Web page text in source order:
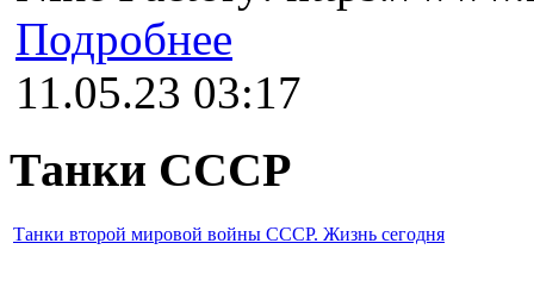
Подробнее
11.05.23 03:17
Танки СССР
Танки второй мировой войны СССР. Жизнь сегодня